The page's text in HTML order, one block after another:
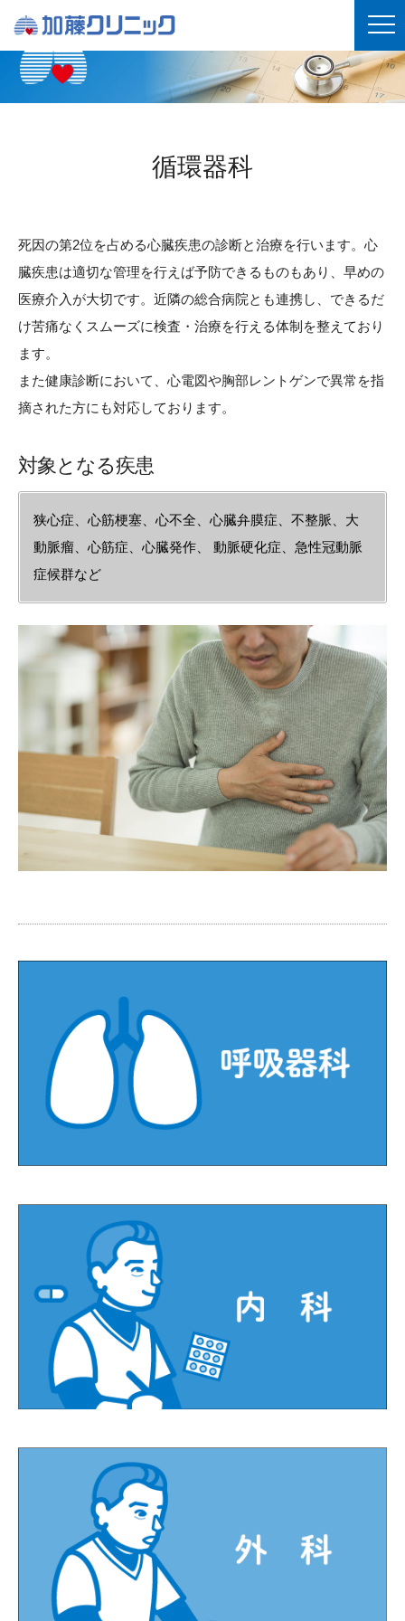
循環器科
死因の第2位を占める心臓疾患の診断と治療を行います。心
臓疾患は適切な管理を行えば予防できるものもあり、早めの
医療介入が大切です。近隣の総合病院とも連携し、できるだ
け苦痛なくスムーズに検査・治療を行える体制を整えており
ます。
また健康診断において、心電図や胸部レントゲンで異常を指
摘された方にも対応しております。
対象となる疾患
狭心症、心筋梗塞、心不全、心臓弁膜症、不整脈、大
動脈瘤、心筋症、心臓発作、 動脈硬化症、急性冠動脈
症候群など